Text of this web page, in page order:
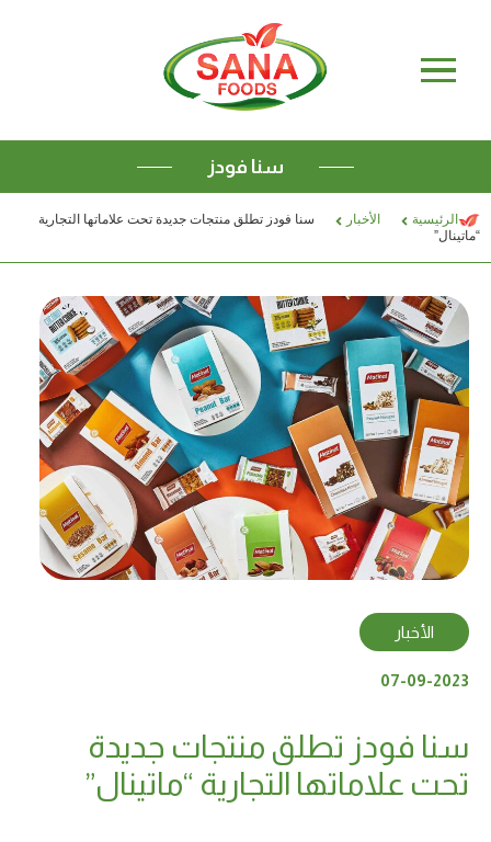
سنا فودز
التصدير
تواصل معنا
الرئيسية الأخبار
سنا فودز تطلق منتجات جديدة تحت علاماتها التجارية
“ماتينال”
الأخبار
07-09-2023
سنا فودز تطلق منتجات جديدة
تحت علاماتها التجارية “ماتينال”